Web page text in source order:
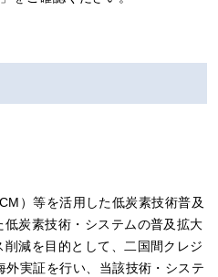
）等を活用した低炭素技術普及
炭素技術・システムの普及拡大
減を目的として、二国間クレジ
実証を行い、当該技術・システ